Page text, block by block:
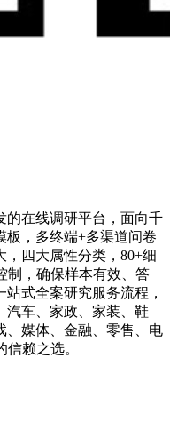
的在线调研平台，面向千
板，多终端+多渠道问卷
四大属性分类，80+细
制，确保样本有效、答
式全案研究服务流程，
汽车、家政、家装、鞋
、媒体、金融、零售、电
赖之选。